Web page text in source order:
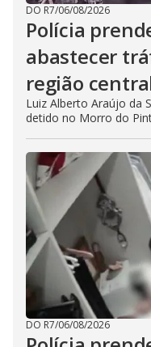
DO R7/06/08/2026
Polícia
abastecer
região
Luiz Alberto Araújo da
detido no Morro do
DO R7/06/08/2026